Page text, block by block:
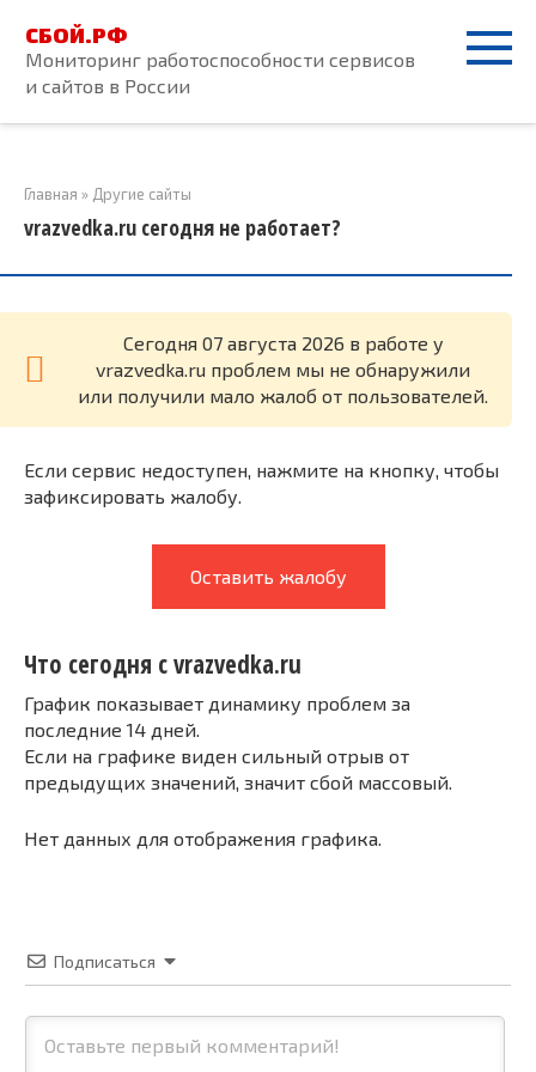
контенту
СБОЙ.РФ
Мониторинг работоспособности сервисов
и сайтов в России
Главная » Другие сайты
vrazvedka.ru сегодня не работает?
Cегодня 07 августа 2026 в работе у
vrazvedka.ru проблем мы не обнаружили
или получили мало жалоб от пользователей.
Если сервис недоступен, нажмите на кнопку, чтобы
зафиксировать жалобу.
Оставить жалобу
Что сегодня с vrazvedka.ru
График показывает динамику проблем за
последние 14 дней.
Если на графике виден сильный отрыв от
предыдущих значений, значит сбой массовый.
Нет данных для отображения графика.
Подписаться